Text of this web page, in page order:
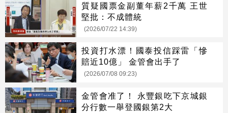
質疑國票金副董年薪2千萬 王世
堅批：不成體統
(2026/07/22 14:39)
投資打水漂！國泰投信踩雷「慘
賠近10億」 金管會出手了
(2026/07/08 09:23)
金管會准了！ 永豐銀吃下京城銀
分行數一舉登國銀第2大